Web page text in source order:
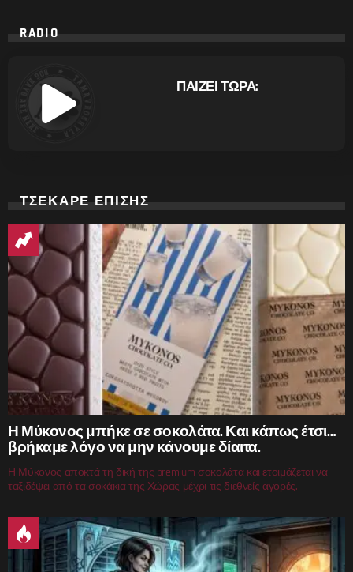
RADIO
ΠΑΙΖΕΙ ΤΩΡΑ:
ΤΣΕΚΑΡΕ ΕΠΙΣΗΣ
Η Μύκονος μπήκε σε σοκολάτα. Και κάπως έτσι…
βρήκαμε λόγο να μην κάνουμε δίαιτα.
Η Μύκονος αποκτά τη δική της premium σοκολάτα και ετοιμάζεται να
ταξιδέψει από τα σοκάκια της Χώρας μέχρι τις διεθνείς αγορές.